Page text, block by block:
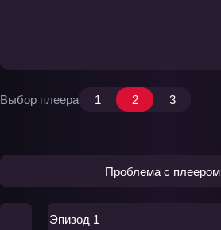
Выбор плеера 1 2 3
Проблема с плеером
Эпизод 1